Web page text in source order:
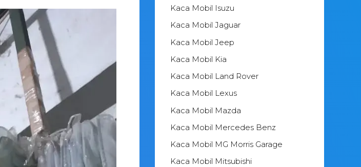
Kaca Mobil Isuzu
Kaca Mobil Jaguar
Kaca Mobil Jeep
Kaca Mobil Kia
Kaca Mobil Land Rover
Kaca Mobil Lexus
Kaca Mobil Mazda
Kaca Mobil Mercedes Benz
Kaca Mobil MG Morris Garage
Kaca Mobil Mitsubishi